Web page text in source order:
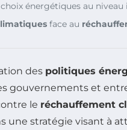
énergétiques au
face au
des politiques
gouvernements et
le réchauffement
une stratégie visant à